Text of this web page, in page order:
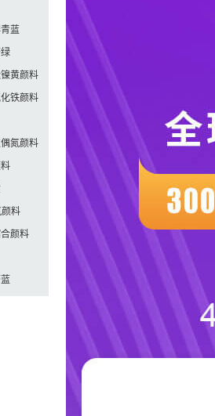
蓝
黄颜料
铁颜料
氮颜料
料
颜料